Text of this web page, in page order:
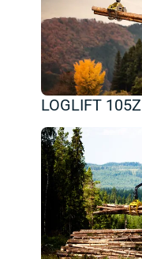
LOGLIFT 105Z